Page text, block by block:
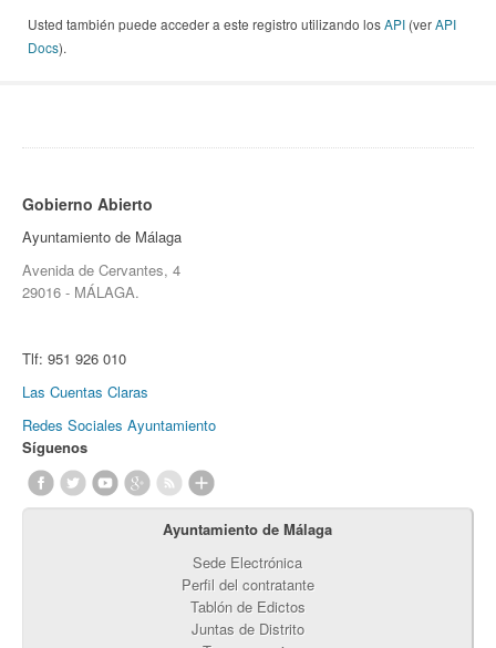
Usted también puede acceder a este registro utilizando losAPI (verAPI
Docs).
Gobierno Abierto
Ayuntamiento de Málaga
Avenida de Cervantes, 4
29016 - MÁLAGA.
Tlf: 951 926 010
Las Cuentas Claras
Redes Sociales Ayuntamiento
Síguenos
Ayuntamiento de Málaga
Sede Electrónica
Perfil del contratante
Tablón de Edictos
Juntas de Distrito